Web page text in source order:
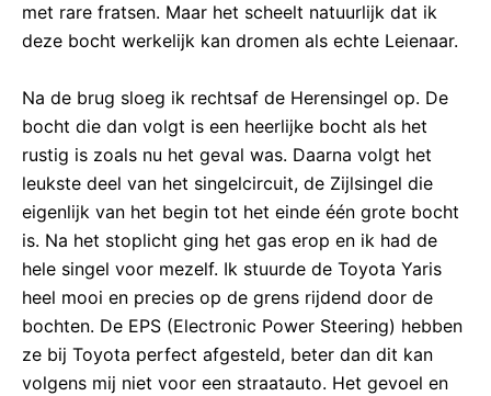
met rare fratsen. Maar het scheelt natuurlijk dat ik
deze bocht werkelijk kan dromen als echte Leienaar.
Na de brug sloeg ik rechtsaf de Herensingel op. De
bocht die dan volgt is een heerlijke bocht als het
rustig is zoals nu het geval was. Daarna volgt het
leukste deel van het singelcircuit, de Zijlsingel die
eigenlijk van het begin tot het einde één grote bocht
is. Na het stoplicht ging het gas erop en ik had de
hele singel voor mezelf. Ik stuurde de Toyota Yaris
heel mooi en precies op de grens rijdend door de
bochten. De EPS (Electronic Power Steering) hebben
ze bij Toyota perfect afgesteld, beter dan dit kan
volgens mij niet voor een straatauto. Het gevoel en